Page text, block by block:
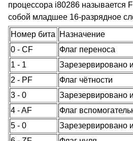
процессора i80286 называется
собой младшее 16-разрядное
Номер бита
Назначение
0 - CF
Флаг переноса
1 - 1
Зарезервировано
2 - PF
Флаг чётности
3 - 0
Зарезервировано
4 - AF
Флаг
5 - 0
Зарезервировано